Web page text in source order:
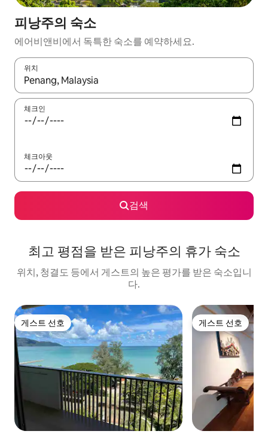
피낭주의 숙소
에어비앤비에서 독특한 숙소를 예약하세요.
위치
결과가 나오면 위·아래 화살표 키를 사용하거나 터치 또는 스와이
체크인
체크아웃
검색
최고 평점을 받은 피낭주의 휴가 숙소
위치, 청결도 등에서 게스트의 높은 평가를 받은 숙소입니
다.
게스트 선호
게스트 선호 게스트 선호
게스트 선호